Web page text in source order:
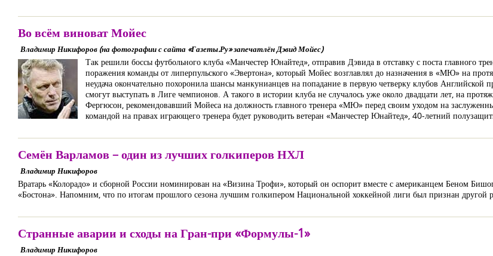
Во всём виноват Мойес
Владимир Никифоров (на фотографии с сайта «Газеты.Ру» запечатлён Дэвид Мойес)
Так решили боссы футбольного клуба «Манчестер Юнайтед», отправив Дэвида в отставку с поста главного
поражения команды от липерпульского «Эвертона», который Мойес возглавлял до назначения в «МЮ» на
неудача окончательно похоронила шансы манкунианцев на попадание в первую четверку клубов Английской
смогут выступать в Лиге чемпионов. А такого в истории клуба не случалось уже около двадцати лет, на
Фергюсон, рекомендовавший Мойеса на должность главного тренера «МЮ» перед своим уходом на
командой на правах играющего тренера будет руководить ветеран «Манчестер Юнайтед», 40-летний
Семён Варламов – один из лучших голкиперов НХЛ
Владимир Никифоров
Вратарь «Колорадо» и сборной России номинирован на «Визина Трофи», который он оспорит вместе с американцем Беном
«Бостона». Напомним, что по итогам прошлого сезона лучшим голкипером Национальной хоккейной лиги был признан другой
Странные аварии и сходы на Гран-при «Формулы-1»
Владимир Никифоров